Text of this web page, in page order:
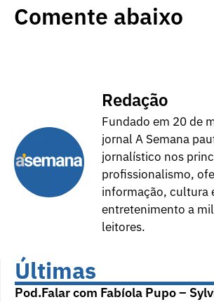
Comente abaixo
Redação
Fundado em 20 de
jornal A Semana
jornalístico nos
profissionalismo,
informação, cultura
entretenimento a
leitores.
Últimas
Pod.Falar com Fabíola Pupo –